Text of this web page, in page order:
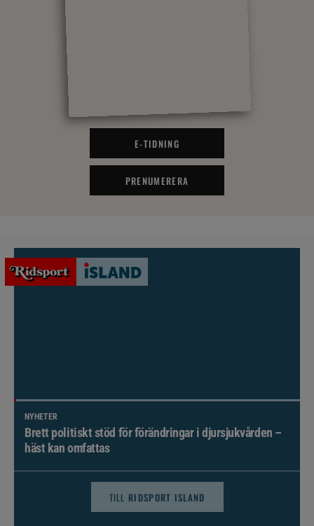
E-TIDNING
PRENUMERERA
NYHETER
Brett politiskt stöd för förändringar i djursjukvården –
häst kan omfattas
TILL RIDSPORT ISLAND